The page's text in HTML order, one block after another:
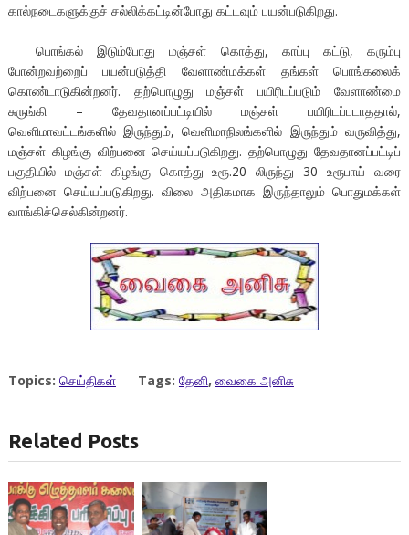
கால்நடைகளுக்குச் சல்லிக்கட்டின்போது கட்டவும் பயன்படுகிறது.
பொங்கல் இடும்போது மஞ்சள் கொத்து, காப்பு கட்டு, கரும்பு
போன்றவற்றைப் பயன்படுத்தி வேளாண்மக்கள் தங்கள் பொங்கலைக்
கொண்டாடுகின்றனர். தற்பொழுது மஞ்சள் பயிரிடப்படும் வேளாண்மை
சுருங்கி – தேவதானப்பட்டியில் மஞ்சள் பயிரிடப்படாததால்,
வெளிமாவட்டங்களில் இருந்தும், வெளிமாநிலங்களில் இருந்தும் வருவித்து,
மஞ்சள் கிழங்கு விற்பனை செய்யப்படுகிறது. தற்பொழுது தேவதானப்பட்டிப்
பகுதியில் மஞ்சள் கிழங்கு கொத்து உரூ.20 லிருந்து 30 உரூபாய் வரை
விற்பனை செய்யப்படுகிறது. விலை அதிகமாக இருந்தாலும் பொதுமக்கள்
வாங்கிச்செல்கின்றனர்.
Topics: செய்திகள் Tags: தேனி, வைகை அனிசு
Related Posts